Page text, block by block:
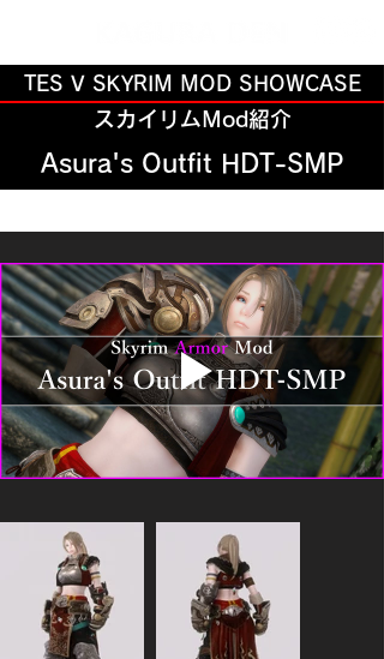
TES V SKYRIM MOD SHOWCASE
スカイリムMod紹介
Asura's Outfit HDT-SMP